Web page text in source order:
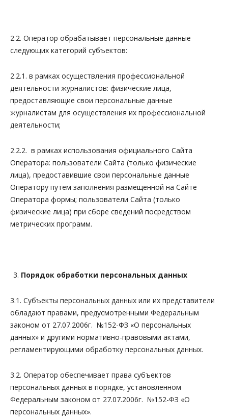
2.2. Оператор обрабатывает персональные данные
следующих категорий субъектов:
2.2.1. в рамках осуществления профессиональной
деятельности журналистов: физические лица,
предоставляющие свои персональные данные
журналистам для осуществления их профессиональной
деятельности;
2.2.2. в рамках использования официального Сайта
Оператора: пользователи Сайта (только физические
лица), предоставившие свои персональные данные
Оператору путем заполнения размещенной на Сайте
Оператора формы; пользователи Сайта (только
физические лица) при сборе сведений посредством
метрических программ.
Порядок обработки персональных данных
3.1. Субъекты персональных данных или их представители
обладают правами, предусмотренными Федеральным
законом от 27.07.2006г. №152-ФЗ «О персональных
данных» и другими нормативно-правовыми актами,
регламентирующими обработку персональных данных.
3.2. Оператор обеспечивает права субъектов
персональных данных в порядке, установленном
Федеральным законом от 27.07.2006г. №152-ФЗ «О
персональных данных».